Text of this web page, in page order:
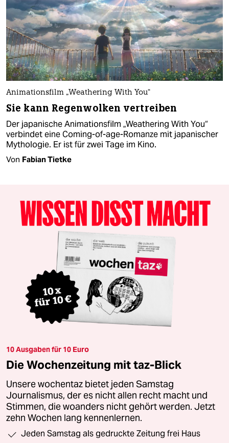
Animationsfilm „Weathering With You“
Sie kann Regenwolken vertreiben
Der japanische Animationsfilm „Weathering With You“
verbindet eine Coming-of-age-Romanze mit japanischer
Mythologie. Er ist für zwei Tage im Kino.
Von Fabian Tietke
10 Ausgaben für 10 Euro
Die Wochenzeitung mit taz-Blick
Unsere wochentaz bietet jeden Samstag
Journalismus, der es nicht allen recht macht und
Stimmen, die woanders nicht gehört werden. Jetzt
zehn Wochen lang kennenlernen.
Jeden Samstag als gedruckte Zeitung frei Haus